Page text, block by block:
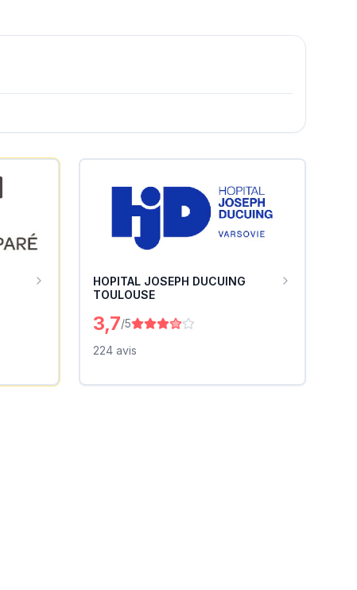
HOPITAL JOSEPH DUCUING
TOULOUSE
3,7/5
224 avis